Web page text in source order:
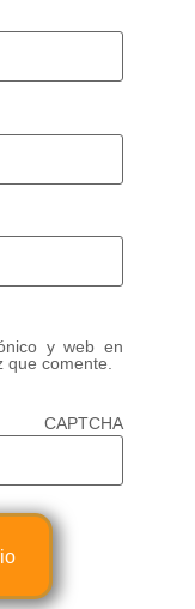
y web en
que comente.
CAPTCHA